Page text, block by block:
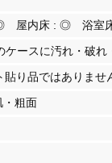
屋内床 : ◎ 浴室
ケースに汚れ・破
り品ではありませ
・粗面